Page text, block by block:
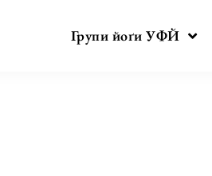
Групи йоґи УФЙ